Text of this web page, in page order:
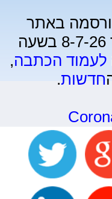
באתר
ynet בתאריך 8-7-26 בשעה
לעמוד הכתבה,
חדשות.